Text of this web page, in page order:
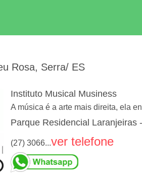
Rosa, Serra/ ES
Instituto Musical Musiness
A música é a arte mais direita, ela
Parque Residencial Laranjeiras
(27) 3066...ver telefone